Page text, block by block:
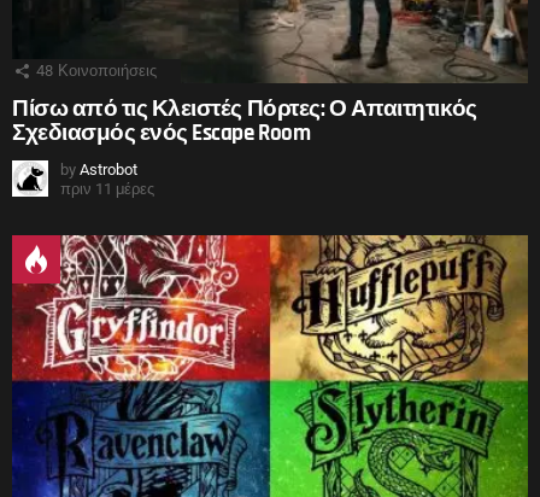
48 Κοινοποιήσεις
Πίσω από τις Κλειστές Πόρτες: Ο Απαιτητικός
Σχεδιασμός ενός Escape Room
by Astrobot
πριν 11 μέρες